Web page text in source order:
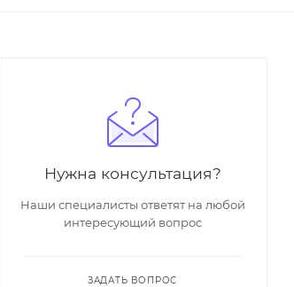
Нужна консультация?
Наши специалисты ответят на любой
интересующий вопрос
ЗАДАТЬ ВОПРОС